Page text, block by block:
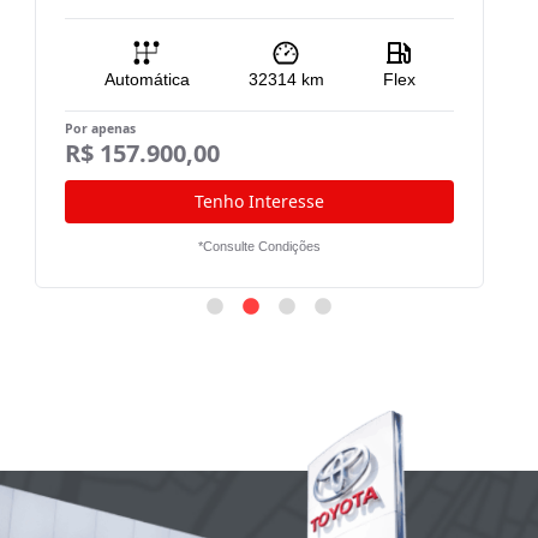
Automática 32314km Flex
Por apenas
R$ 157.900,00
Tenho Interesse
*Consulte Condições